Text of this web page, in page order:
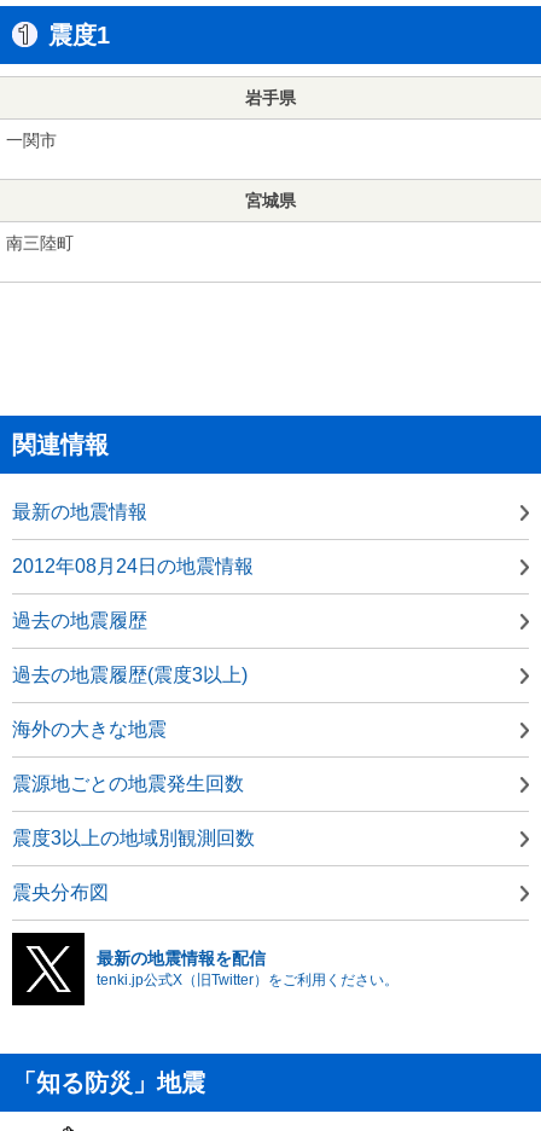
震度1
岩手県
一関市
宮城県
南三陸町
関連情報
最新の地震情報
2012年08月24日の地震情報
過去の地震履歴
過去の地震履歴(震度3以上)
海外の大きな地震
震源地ごとの地震発生回数
震度3以上の地域別観測回数
震央分布図
最新の地震情報を配信
tenki.jp公式X（旧Twitter）をご利用ください。
「知る防災」地震